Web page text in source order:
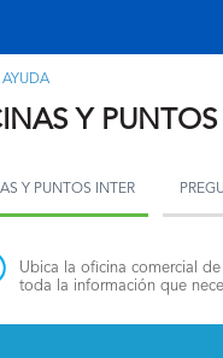
AYUDA
Y PUNTOS
Y PUNTOS INTER
Ubica la oficina comercial
toda la información que